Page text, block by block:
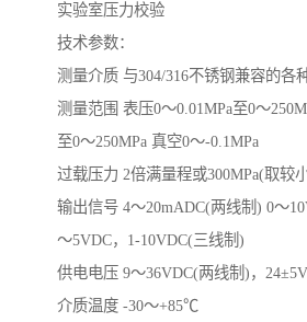
实验室压力校验
技术参数：
测量介质 与304/316不锈钢兼容的各
测量范围 表压0～0.01MPa至0～
至0～250MPa 真空0～-0.1MPa
过载压力 2倍满量程或300MPa(取较
输出信号 4～20mADC(两线制) 0～
～5VDC，1-10VDC(三线制)
供电电压 9～36VDC(两线制)，
介质温度 -30～+85℃